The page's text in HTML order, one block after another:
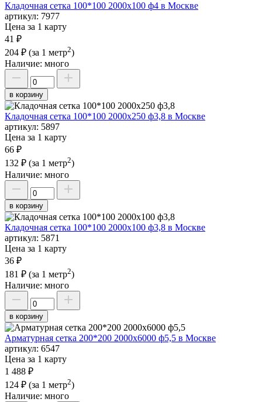
Кладочная сетка 100*100 2000х100 ф4 в Москве
артикул: 7977
Цена за 1 карту
41 ₽
204 ₽ (за 1 метр2)
Наличие: много
в корзину
Кладочная сетка 100*100 2000х250 ф3,8 в Москве
артикул: 5897
Цена за 1 карту
66 ₽
132 ₽ (за 1 метр2)
Наличие: много
в корзину
Кладочная сетка 100*100 2000х100 ф3,8 в Москве
артикул: 5871
Цена за 1 карту
36 ₽
181 ₽ (за 1 метр2)
Наличие: много
в корзину
Арматурная сетка 200*200 2000х6000 ф5,5 в Москве
артикул: 6547
Цена за 1 карту
1 488 ₽
124 ₽ (за 1 метр2)
Наличие: много